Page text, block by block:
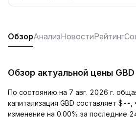
ОбзорАнализНовостиРейтинг
Обзор актуальной цены GBD
По состоянию на 7 авг. 2026 г.
капитализация GBD составляет $--,
изменение на 0.00% за последние